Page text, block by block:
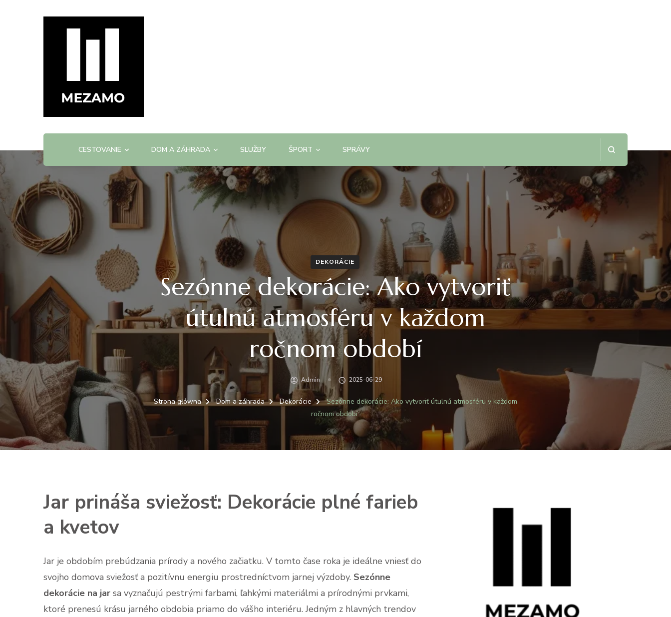
mezamo.sk
CESTOVANIE DOM A ZÁHRADA SLUŽBY ŠPORT SPRÁVY
DEKORÁCIE
Sezónne dekorácie: Ako vytvoriť
útulnú atmosféru v každom
ročnom období
Admin 2025-06-29
Strona główna Dom a záhrada Dekorácie
Sezónne dekorácie: Ako vytvoriť útulnú atmosféru v každom
ročnom období
Jar prináša sviežosť: Dekorácie plné farieb
a kvetov
Jar je obdobím prebúdzania prírody a nového začiatku. V tomto čase roka je ideálne vniesť do
svojho domova sviežosť a pozitívnu energiu prostredníctvom jarnej výzdoby. Sezónne
dekorácie na jar sa vyznačujú pestrými farbami, ľahkými materiálmi a prírodnými prvkami,
ktoré prenesú krásu jarného obdobia priamo do vášho interiéru. Jedným z hlavných trendov